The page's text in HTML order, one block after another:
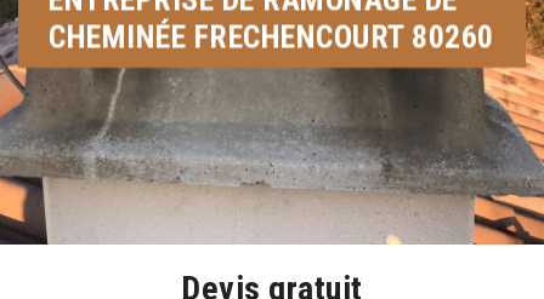
CHEMINÉE FRECHENCOURT 80260
Devis gratuit